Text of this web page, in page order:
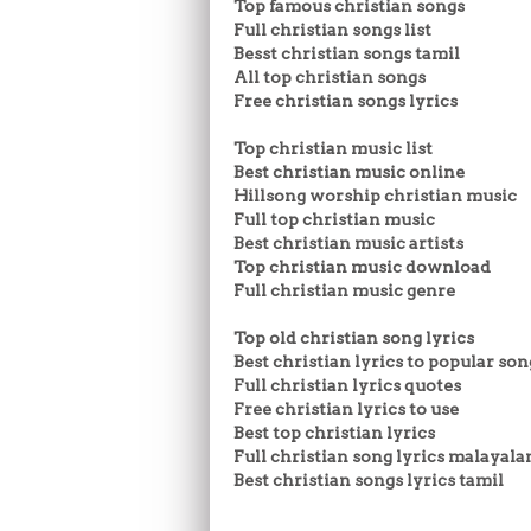
Top famous christian songs
Full christian songs list
Besst christian songs tamil
All top christian songs
Free christian songs lyrics
Top christian music list
Best christian music online
Hillsong worship christian music
Full top christian music
Best christian music artists
Top christian music download
Full christian music genre
Top old christian song lyrics
Best christian lyrics to popular
Full christian lyrics quotes
Free christian lyrics to use
Best top christian lyrics
Full christian song lyrics
Best christian songs lyrics tamil